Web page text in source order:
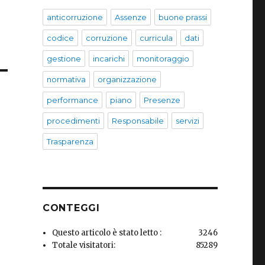
anticorruzione Assenze buone prassi
codice corruzione curricula dati
gestione incarichi monitoraggio
normativa organizzazione
performance piano Presenze
procedimenti Responsabile servizi
Trasparenza
CONTEGGI
3246
Questo articolo è stato letto :
85289
Totale visitatori: